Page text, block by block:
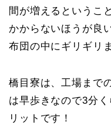
間が増えるというこ
かからないほうが良
布団の中にギリギリ
橋目寮は、工場まで
は早歩きなので3分
リットです！